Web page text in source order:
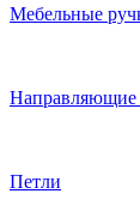
Мебельные
Направляющие
Петли